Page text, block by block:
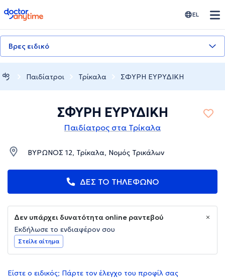
doctoranytime EL
Βρες ειδικό
Παιδίατροι Τρίκαλα ΣΦΥΡΗ ΕΥΡΥΔΙΚΗ
ΣΦΥΡΗ ΕΥΡΥΔΙΚΗ
Παιδίατρος στα Τρίκαλα
ΒΥΡΩΝΟΣ 12, Τρίκαλα, Νομός Τρικάλων
ΔΕΣ ΤΟ ΤΗΛΕΦΩΝΟ
Δεν υπάρχει δυνατότητα online ραντεβού
Εκδήλωσε το ενδιαφέρον σου
Στείλε αίτημα
Είστε ο ειδικός; Πάρτε τον έλεγχο του προφίλ σας